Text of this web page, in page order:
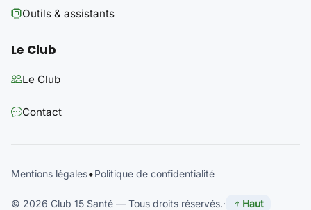
Outils & assistants
Le Club
Le Club
Contact
Mentions légales•Politique de confidentialité
© 2026 Club 15 Santé — Tous droits réservés.· Haut